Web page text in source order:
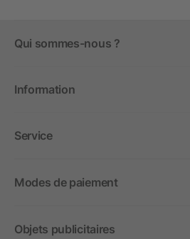
Qui sommes-nous ?
Information
Service
Modes de paiement
Objets publicitaires